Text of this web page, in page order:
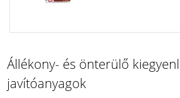
Állékony- és önterülő
javítóanyagok